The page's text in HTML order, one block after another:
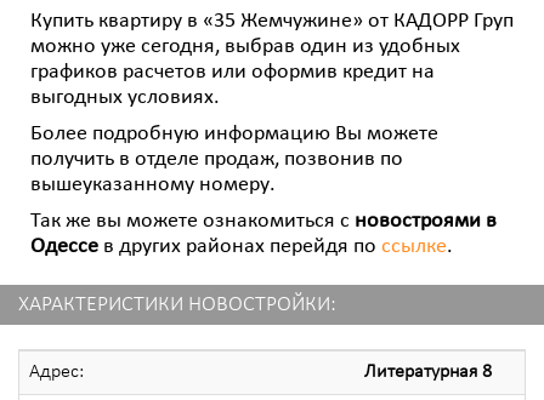
Купить квартиру в «35 Жемчужине» от КАДОРР Груп
можно уже сегодня, выбрав один из удобных
графиков расчетов или оформив кредит на
выгодных условиях.
Более подробную информацию Вы можете
получить в отделе продаж, позвонив по
вышеуказанному номеру.
Так же вы можете ознакомиться с новостроями в
Одессе в других районах перейдя по ссылке.
ХАРАКТЕРИСТИКИ НОВОСТРОЙКИ:
Адрес: Литературная 8